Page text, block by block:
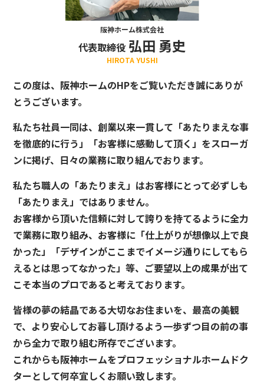
阪神ホーム株式会社
代表取締役 弘田 勇史
HIROTA YUSHI
この度は、阪神ホームのHPをご覧いただき誠にありが
とうございます。
私たち社員一同は、創業以来一貫して「あたりまえな事
を徹底的に行う」「お客様に感動して頂く」をスローガ
ンに掲げ、日々の業務に取り組んでおります。
私たち職人の「あたりまえ」はお客様にとって必ずしも
「あたりまえ」ではありません。
お客様から頂いた信頼に対して誇りを持てるように全力
で業務に取り組み、お客様に「仕上がりが想像以上で良
かった」「デザインがここまでイメージ通りにしてもら
えるとは思ってなかった」等、ご要望以上の成果が出て
こそ本当のプロであると考えております。
皆様の夢の結晶である大切なお住まいを、最高の美観
で、より安心してお暮し頂けるよう一歩ずつ目の前の事
から全力で取り組む所存でございます。
これからも阪神ホームをプロフェッショナルホームドク
ターとして何卒宜しくお願い致します。